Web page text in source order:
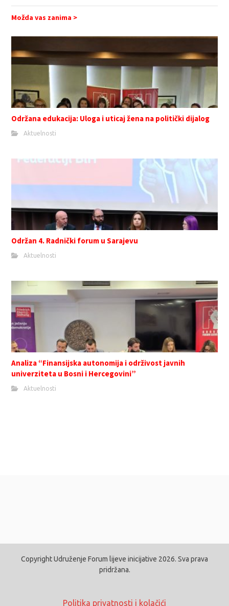
Možda vas zanima >
Održana edukacija: Uloga i uticaj žena na politički dijalog
Aktuelnosti
Održan 4. Radnički forum u Sarajevu
Aktuelnosti
Analiza “Finansijska autonomija i održivost javnih
univerziteta u Bosni i Hercegovini”
Aktuelnosti
Copyright Udruženje Forum lijeve inicijative 2026. Sva prava
pridržana.
Politika privatnosti i kolačići